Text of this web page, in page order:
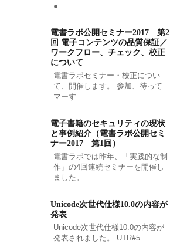
●
電書ラボ公開セミナー2017 第2
回 電子コンテンツの品質保証／
ワークフロー、チェック、校正
について
電書ラボセミナー・校正につい
て、開催します。 参加、待って
マーす
電子書籍のセキュリティの現状
と事例紹介（電書ラボ公開セミ
ナー2017 第1回）
電書ラボでは昨年、「実践的な制
作」の4回連続セミナーを開催し
ました。
Unicode次世代仕様10.0の内容が
発表
Unicode次世代仕様10.0の内容が
発表されました。 UTR#5